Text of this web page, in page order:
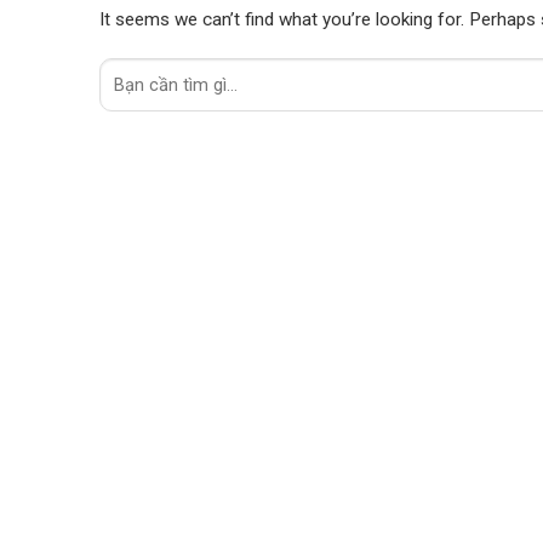
It seems we can’t find what you’re looking for.